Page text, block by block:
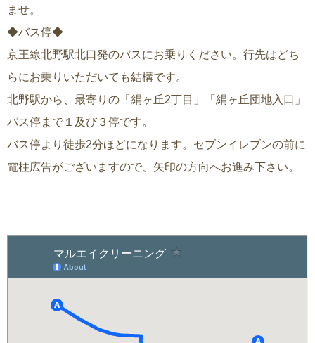
ませ。
◆バス停◆
京王線北野駅北口発のバスにお乗りください。行先はどち
らにお乗りいただいても結構です。
北野駅から、最寄りの「絹ヶ丘2丁目」「絹ヶ丘団地入口」
バス停まで１及び３停です。
バス停より徒歩2分ほどになります。セブンイレブンの前に
電柱広告がございますので、矢印の方向へお進み下さい。